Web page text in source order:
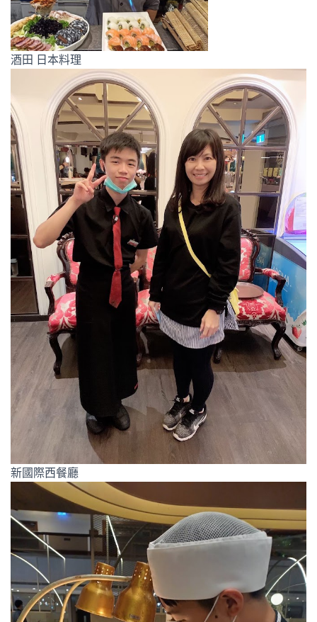
酒田 日本料理
新國際西餐廳